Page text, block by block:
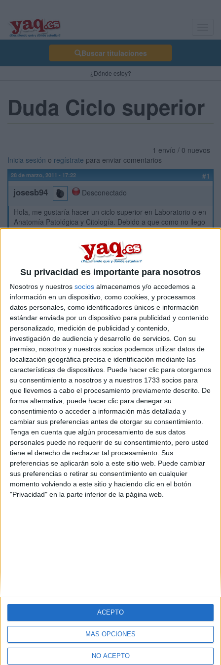
Su privacidad es importante para nosotros
Nosotros y nuestros socios almacenamos y/o accedemos a
información en un dispositivo, como cookies, y procesamos
datos personales, como identificadores únicos e información
estándar enviada por un dispositivo para publicidad y contenido
personalizado, medición de publicidad y contenido,
investigación de audiencia y desarrollo de servicios. Con su
permiso, nosotros y nuestros socios podemos utilizar datos de
localización geográfica precisa e identificación mediante las
características de dispositivos. Puede hacer clic para otorgarnos
su consentimiento a nosotros y a nuestros 1733 socios para
que llevemos a cabo el procesamiento previamente descrito. De
forma alternativa, puede hacer clic para denegar su
consentimiento o acceder a información más detallada y
cambiar sus preferencias antes de otorgar su consentimiento.
Tenga en cuenta que algún procesamiento de sus datos
personales puede no requerir de su consentimiento, pero usted
tiene el derecho de rechazar tal procesamiento. Sus
preferencias se aplicarán solo a este sitio web. Puede cambiar
sus preferencias o retirar su consentimiento en cualquier
momento volviendo a este sitio y haciendo clic en el botón
"Privacidad" en la parte inferior de la página web.
MÁS OPCIONES
NO ACEPTO
ACEPTO
Buscar titulaciones
¿Dónde estoy?
Duda Ciclo superior
1 envío / 0 nuevos
Inicia sesión o regístrate para enviar comentarios
28 de marzo, 2011 - 17:22 #1
josesb94
Desconectado
Hola, me gustaría hacer un ciclo superior en Laboratorio o en
Anatomía Patológica y Citología. Debido a que como no llego
a la nota suficiente para entrar en el Grado de Enfermería,
tengo que buscar esta alternativa. Alguien podría decirme si
piden nota para entrar en un ciclo superior y si saben más o
menos cual es la nota que piden.
Saludos :D
Inicio
Etiquetas: Selectividad Enfermería
Quiénes somos|Contactar|Anúnciate
Politica de privacidad|Condiciones generales